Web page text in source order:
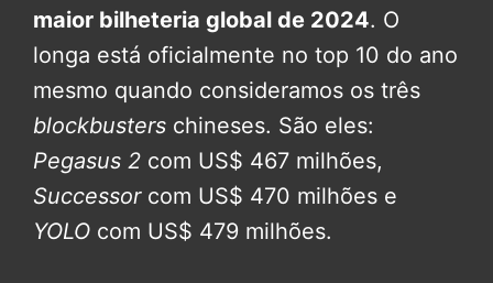
maior bilheteria global de 2024. O
longa está oficialmente no top 10 do ano
mesmo quando consideramos os três
blockbusters chineses. São eles:
Pegasus 2 com US$ 467 milhões,
Successor com US$ 470 milhões e
YOLO com US$ 479 milhões.